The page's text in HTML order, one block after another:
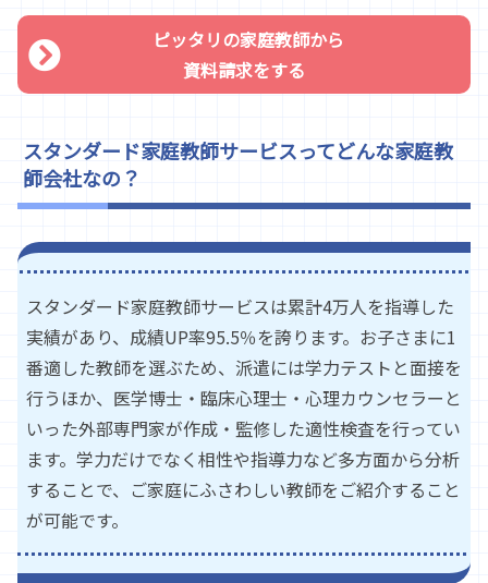
ピッタリの家庭教師から
資料請求をする
スタンダード家庭教師サービスってどんな家庭教
師会社なの？
スタンダード家庭教師サービスは累計4万人を指導した
実績があり、成績UP率95.5％を誇ります。お子さまに1
番適した教師を選ぶため、派遣には学力テストと面接を
行うほか、医学博士・臨床心理士・心理カウンセラーと
いった外部専門家が作成・監修した適性検査を行ってい
ます。学力だけでなく相性や指導力など多方面から分析
することで、ご家庭にふさわしい教師をご紹介すること
が可能です。